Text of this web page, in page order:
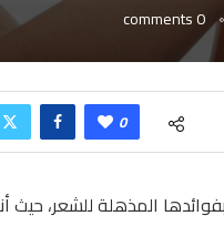
0 comments
0
المذهلة للشعر،